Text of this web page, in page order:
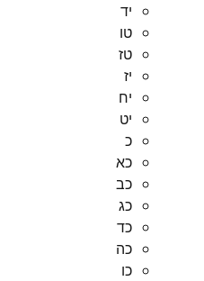
יד
טו
טז
יז
יח
יט
כ
כא
כב
כג
כד
כה
כו